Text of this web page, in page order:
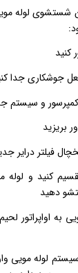
شستشوی لوله
فیلتر درایر
کنید و لوله
دهید
به اواپراتور
ازت را به سیستم لوله